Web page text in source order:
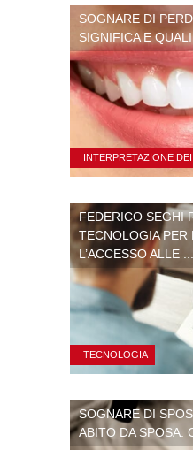
INTERPRETAZIONE
SOGNARE DI
SIGNIFICA E
TECNOLOGIA
FEDERICO SEGHI
TECNOLOGIA PER
L’ACCESSO ALLE ...
SOGNARE DI
ABITO DA SPOSA: